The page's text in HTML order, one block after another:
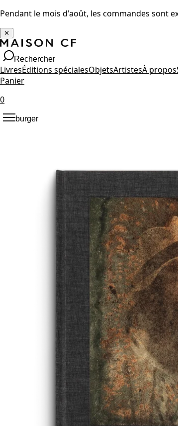
Pendant le mois d'août, les commandes sont
✕
Rechercher
LivresÉditions spécialesObjetsArtistesÀ propos
Panier
0
burger